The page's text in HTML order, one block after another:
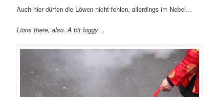
Auch hier dürfen die Löwen nicht fehlen, allerdings im Nebel…
Lions there, also. A bit foggy…